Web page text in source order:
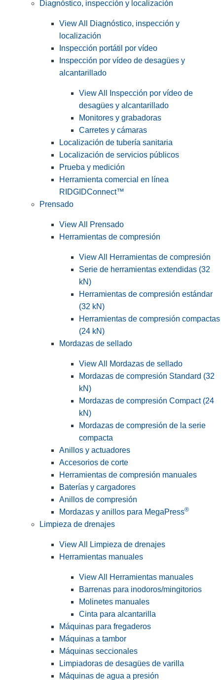
Diagnóstico, inspección y localización
View All Diagnóstico, inspección y
localización
Inspección portátil por vídeo
Inspección por vídeo de desagües y
alcantarillado
View All Inspección por vídeo de
desagües y alcantarillado
Monitores y grabadoras
Carretes y cámaras
Localización de tubería sanitaria
Localización de servicios públicos
Prueba y medición
Herramienta comercial en línea
RIDGIDConnect™
Prensado
View All Prensado
Herramientas de compresión
View All Herramientas de compresión
Serie de herramientas extendidas (32
kN)
Herramientas de compresión estándar
(32 kN)
Herramientas de compresión compactas
(24 kN)
Mordazas de sellado
View All Mordazas de sellado
Mordazas de compresión Standard (32
kN)
Mordazas de compresión Compact (24
kN)
Mordazas de compresión de la serie
compacta
Anillos y actuadores
Accesorios de corte
Herramientas de compresión manuales
Baterías y cargadores
Anillos de compresión
Mordazas y anillos para MegaPress®
Limpieza de drenajes
View All Limpieza de drenajes
Herramientas manuales
View All Herramientas manuales
Barrenas para inodoros/mingitorios
Molinetes manuales
Cinta para alcantarilla
Máquinas para fregaderos
Máquinas a tambor
Máquinas seccionales
Limpiadoras de desagües de varilla
Máquinas de agua a presión